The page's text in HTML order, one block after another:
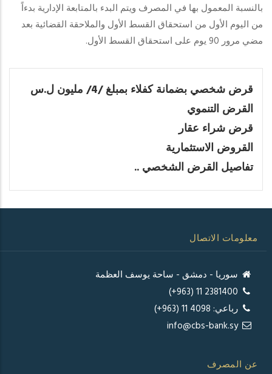
بالنسبة المعمول بها في المصرف ويتم البدء بالمتابعة الإدارية بدءاً
من اليوم الأول من استحقاق القسط الأول والملاحقة القضائية بعد
مضي مرور 90 يوم على استحقاق القسط الأول.
قرض شخصي بضمانة كفلاء بمبلغ /4/ مليون ل.س
القرض التنموي
قرض شراء عقار
القروض الاستثمارية
تفاصيل القرض الشخصي ..
معلومات الاتصال
سوريا - دمشق - ساحة يوسف العظمة
رباعي: 4098 11 (963+)
info@cbs-bank.sy
عن المصرف